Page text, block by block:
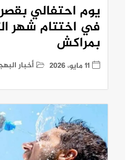
يوم احتفالي
في اختتام شهر
بمراكش
11 مايو، 2026 أخبار